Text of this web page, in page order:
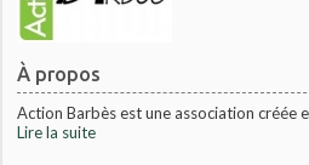
À propos
Action Barbès est une association créée
Lire la suite